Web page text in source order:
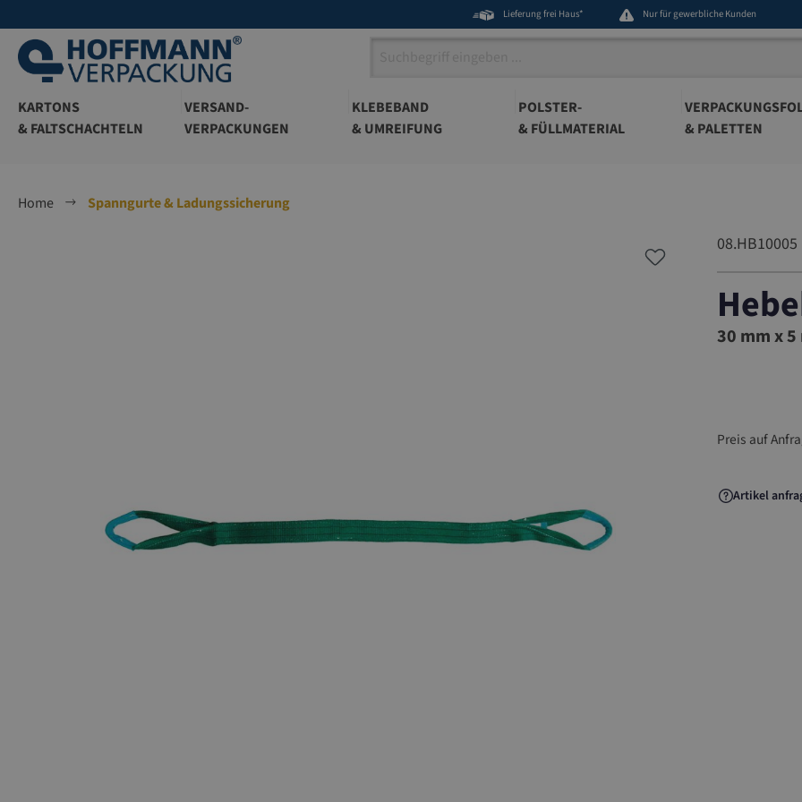
Lieferung frei Haus* Nur für gewerbliche Kunden
KARTONS
& FALTSCHACHTELN
VERSAND-
VERPACKUNGEN
KLEBEBAND
& UMREIFUNG
POLSTER-
& FÜLLMATERIAL
& PALETTEN
Home
Spanngurte & Ladungssicherung
08.HB10005
30 mm x 5
Preis auf
Artikel